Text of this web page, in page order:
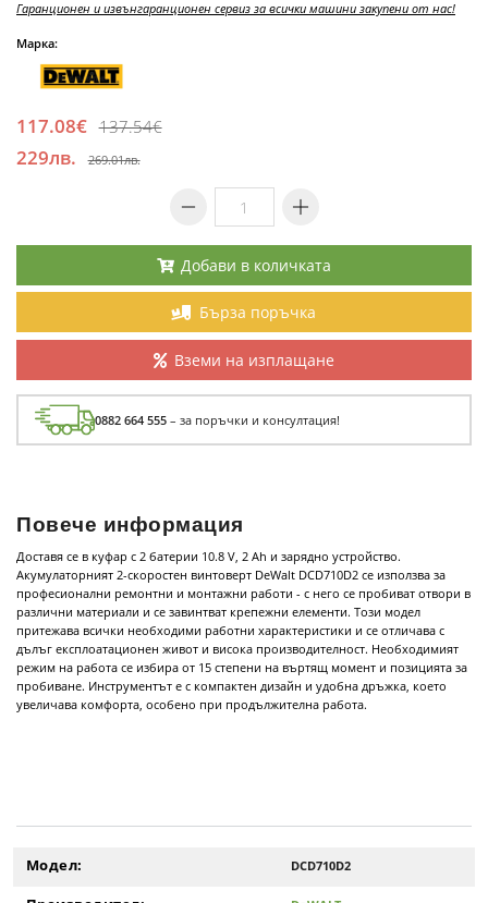
Гаранционен и извънгаранционен сервиз за всички машини закупени от нас!
Марка:
117.08€ 137.54€
229лв. 269.01лв.
Добави в количката
Бърза поръчка
Вземи на изплащане
0882 664 555 – за поръчки и консултация!
Повече информация
Доставя се в куфар с 2 батерии 10.8 V, 2 Ah и зарядно устройство.
Акумулаторният 2-скоростен винтоверт DeWalt DCD710D2 се използва за
професионални ремонтни и монтажни работи - с него се пробиват отвори в
различни материали и се завинтват крепежни елементи. Този модел
притежава всички необходими работни характеристики и се отличава с
дълъг експлоатационен живот и висока производителност. Необходимият
режим на работа се избира от 15 степени на въртящ момент и позицията за
пробиване. Инструментът е с компактен дизайн и удобна дръжка, което
увеличава комфорта, особено при продължителна работа.
Модел: DCD710D2